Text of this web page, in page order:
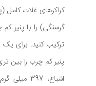
کراکرهای غلات کامل
گرسنگی) را با پنیر